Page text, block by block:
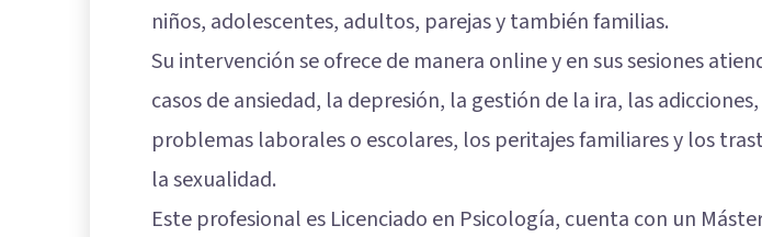
niños, adolescentes, adultos, parejas y también familias.
Su intervención se ofrece de manera online y en sus sesiones
casos de ansiedad, la depresión, la gestión de la ira, las
problemas laborales o escolares, los peritajes familiares y los
la sexualidad.
Este profesional es Licenciado en Psicología, cuenta con un